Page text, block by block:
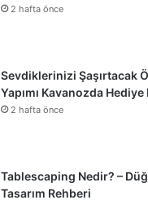
2 hafta önce
Sevdiklerinizi Şaşırtacak
Yapımı Kavanozda
2 hafta önce
Tablescaping Nedir? –
Tasarım Rehberi